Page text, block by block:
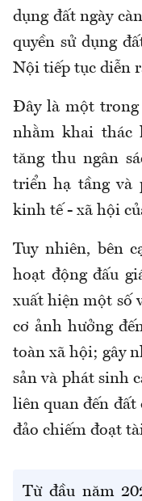
dụng đất ngày
quyền sử dụng
Nội tiếp tục diễn
Đây là một trong
nhằm khai thác
tăng thu ngân
triển hạ tầng và
kinh tế - xã hội
Tuy nhiên, bên
hoạt động đấu
xuất hiện một số
cơ ảnh hưởng
toàn xã hội; gây
sản và phát sinh
liên quan đến đất
đảo chiếm đoạt
Từ đầu năm